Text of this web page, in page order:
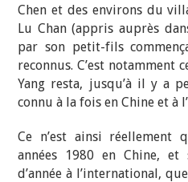
Chen et des environs du
Lu Chan (appris auprès
par son petit-fils
reconnus. C’est
Yang resta, jusqu’à il y a
connu à la fois en Chine et à
Ce n’est ainsi
années 1980 en Chine, et
d’année à l’international,